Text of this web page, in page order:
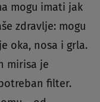
mogu imati jak
zdravlje: mogu
oka, nosa i grla.
mirisa je
filter.